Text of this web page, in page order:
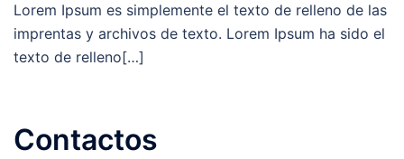
Lorem Ipsum es simplemente el texto de relleno de las
imprentas y archivos de texto. Lorem Ipsum ha sido el
texto de relleno[…]
Contactos